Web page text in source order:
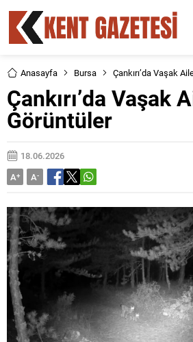
Anasayfa Bursa Çankırı’da Vaşak
Çankırı’da Vaşak
Görüntüler
18.06.2026
A+ A-